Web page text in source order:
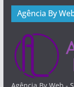
Agência By